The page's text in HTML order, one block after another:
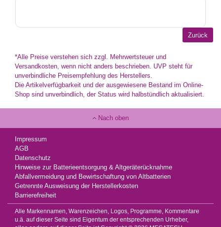
*Alle Preise verstehen sich zzgl. Mehrwertsteuer und
Versandkosten, wenn nicht anders beschrieben. UVP steht für
unverbindliche Preisempfehlung des Herstellers.
Die Artikelverfügbarkeit und der ausgewiesene Bestand im Online-
Shop sind unverbindlich, der Status wird halbstündlich aktualisiert.
Nach oben
Impressum
AGB
Datenschutz
Hinweise zur Batterieentsorgung & Altgeräterücknahme
Abfallvermeidung und Bewirtschaftung von Altbatterien
Getrennte Ausweisung der Herstellerkosten
Barrierefreiheit
Alle Markennamen, Warenzeichen, Logos, Programme, Kommentare
u.ä. auf dieser Seite sind Eigentum der entsprechenden Urheber,